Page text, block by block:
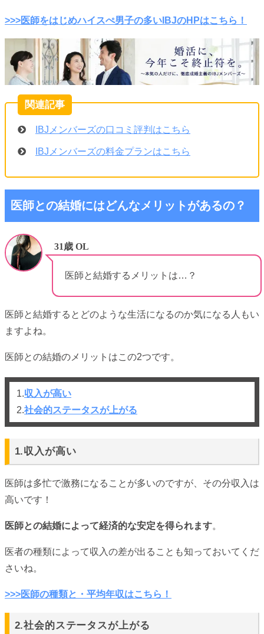
>>>医師をはじめハイスぺ男子の多いIBJのHPはこちら！
IBJメンバーズの口コミ評判はこちら
IBJメンバーズの料金プランはこちら
医師との結婚にはどんなメリットがあるの？
31歳 OL
医師と結婚するメリットは…？
医師と結婚するとどのような生活になるのか気になる人もい
ますよね。
医師との結婚のメリットはこの2つです。
1.収入が高い
2.社会的ステータスが上がる
1.収入が高い
医師は多忙で激務になることが多いのですが、その分収入は
高いです！
医師との結婚によって経済的な安定を得られます。
医者の種類によって収入の差が出ることも知っておいてくだ
さいね。
>>>医師の種類と・平均年収はこちら！
2.社会的ステータスが上がる